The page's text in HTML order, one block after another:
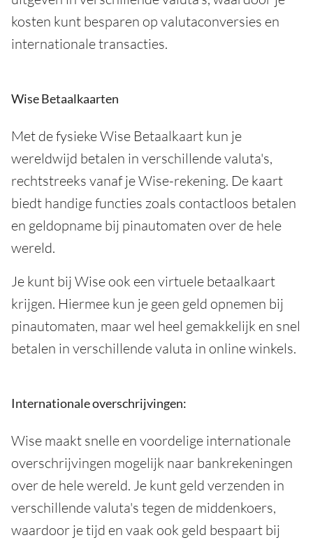
kosten kunt besparen op valutaconversies en
internationale transacties.
Wise Betaalkaarten
Met de fysieke Wise Betaalkaart kun je
wereldwijd betalen in verschillende valuta's,
rechtstreeks vanaf je Wise-rekening. De kaart
biedt handige functies zoals contactloos betalen
en geldopname bij pinautomaten over de hele
wereld.
Je kunt bij Wise ook een virtuele betaalkaart
krijgen. Hiermee kun je geen geld opnemen bij
pinautomaten, maar wel heel gemakkelijk en snel
betalen in verschillende valuta in online winkels.
Internationale overschrijvingen:
Wise maakt snelle en voordelige internationale
overschrijvingen mogelijk naar bankrekeningen
over de hele wereld. Je kunt geld verzenden in
verschillende valuta's tegen de middenkoers,
waardoor je tijd en vaak ook geld bespaart bij